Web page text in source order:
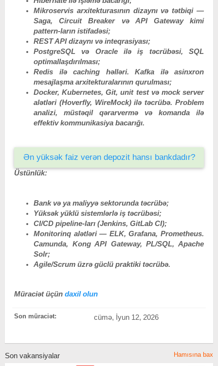
Mikroservis arxitekturasının dizaynı və tətbiqi —
Saga, Circuit Breaker və API Gateway kimi
pattern-ların istifadəsi;
REST API dizaynı və inteqrasiyası;
PostgreSQL və Oracle ilə iş təcrübəsi, SQL
optimallaşdırılması;
Redis ilə caching həlləri. Kafka ilə asinxron
mesajlaşma arxitekturalarının qurulması;
Docker, Kubernetes, Git, unit test və mock server
alətləri (Hoverfly, WireMock) ilə təcrübə. Problem
analizi, müstəqil qərarvermə və komanda ilə
effektiv kommunikasiya bacarığı.
Ən yüksək faiz verən depozit hansı bankdadır?
Üstünlük:
Bank və ya maliyyə sektorunda təcrübə;
Yüksək yüklü sistemlərlə iş təcrübəsi;
CI/CD pipeline-ları (Jenkins, GitLab CI);
Monitorinq alətləri — ELK, Grafana, Prometheus.
Camunda, Kong API Gateway, PL/SQL, Apache
Solr;
Agile/Scrum üzrə güclü praktiki təcrübə.
Müraciət üçün daxil olun
Son müraciət: cümə, İyun 12, 2026
Son vakansiyalar Hamısına bax